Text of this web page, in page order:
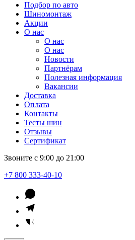
Подбор по авто
Шиномонтаж
Акции
О нас
О нас
О нас
Новости
Партнёрам
Полезная информация
Вакансии
Доставка
Оплата
Контакты
Тесты шин
Отзывы
Сертификат
Звоните с 9:00 до 21:00
+7 800 333-40-10